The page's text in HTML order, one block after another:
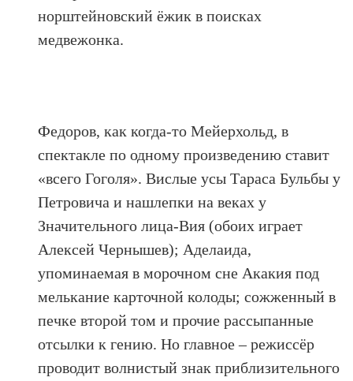
норштейновский ёжик в поисках
медвежонка.
Федоров, как когда-то Мейерхольд, в
спектакле по одному произведению ставит
«всего Гоголя». Вислые усы Тараса Бульбы у
Петровича и нашлепки на веках у
Значительного лица-Вия (обоих играет
Алексей Чернышев); Аделаида,
упоминаемая в морочном сне Акакия под
мелькание карточной колоды; сожженный в
печке второй том и прочие рассыпанные
отсылки к гению. Но главное – режиссёр
проводит волнистый знак приблизительного